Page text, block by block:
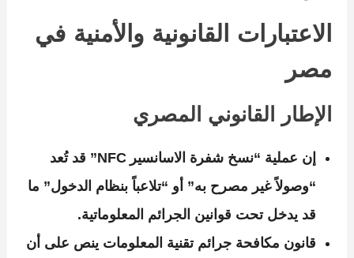
الاعتبارات القانونية والأمنية في
مصر
الإطار القانوني المصري
إن عملية “نسخ شفرة الاسانسير NFC” قد تُعد
“وصولاً غير مصرح به” أو “تلاعباً بنظام الدخول” ما
قد يدخل تحت قوانين الجرائم المعلوماتية.
قانون مكافحة جرائم تقنية المعلومات ينص على أن